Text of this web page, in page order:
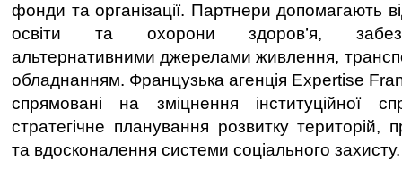
фонди та організації. Партнери допомагають
освіти та охорони здоров’я,
альтернативними джерелами живлення,
обладнанням. Французька агенція Expertise
спрямовані на зміцнення інституційної
стратегічне планування розвитку територій,
та вдосконалення системи соціального захисту.